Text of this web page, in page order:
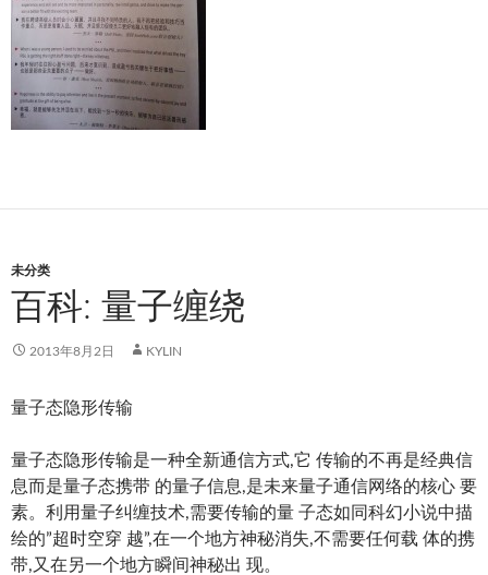
未分类
百科: 量子缠绕
2013年8月2日 KYLIN
量子态隐形传输
量子态隐形传输是一种全新通信方式,它 传输的不再是经典信
息而是量子态携带 的量子信息,是未来量子通信网络的核心 要
素。利用量子纠缠技术,需要传输的量 子态如同科幻小说中描
绘的”超时空穿 越”,在一个地方神秘消失,不需要任何载 体的携
带,又在另一个地方瞬间神秘出 现。